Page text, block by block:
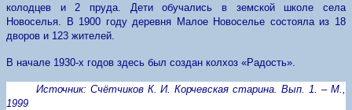
колодцев и 2 пруда. Дети обучались в земской школе села
Новоселья. В 1900 году деревня Малое Новоселье состояла из 18
дворов и 123 жителей.
В начале 1930-х годов здесь был создан колхоз «Радость».
Источник: Счётчиков К. И. Корчевская старина. Вып. 1. – М.,
1999